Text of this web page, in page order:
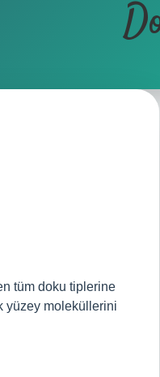
tüm doku tiplerine
yüzey moleküllerini